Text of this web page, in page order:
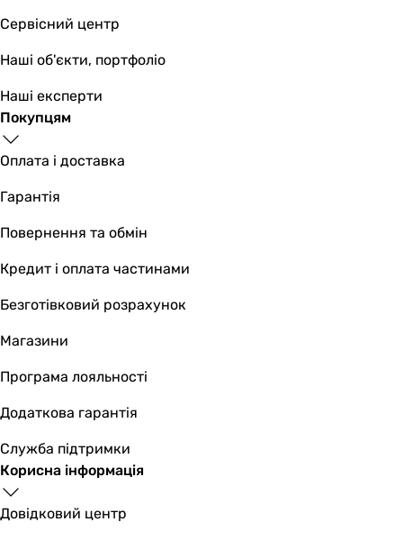
Сервісний центр
Наші об'єкти, портфоліо
Наші експерти
Покупцям
Оплата і доставка
Гарантія
Повернення та обмін
Кредит і оплата частинами
Безготівковий розрахунок
Магазини
Програма лояльності
Додаткова гарантія
Служба підтримки
Корисна інформація
Довідковий центр